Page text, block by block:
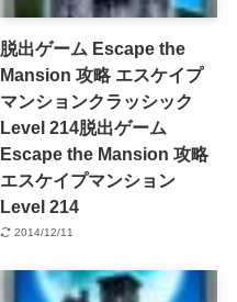
脱出ゲーム Escape the
Mansion 攻略 エスケイプ
マンションクラッシック
Level 214脱出ゲーム
Escape the Mansion 攻略
エスケイプマンション
Level 214
2014/12/11